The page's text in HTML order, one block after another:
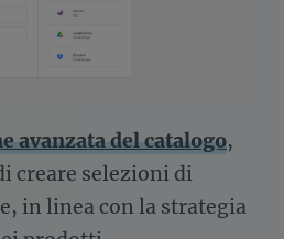
avanzata del catalogo,
creare selezioni di
in linea con la strategia